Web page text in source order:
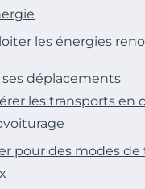
les énergies
déplacements
les transports en
pour des modes de